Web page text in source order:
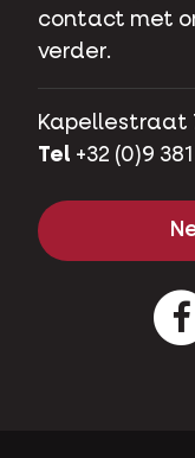
contact met
verder.
Kapellestraat
Tel +32 (0)9